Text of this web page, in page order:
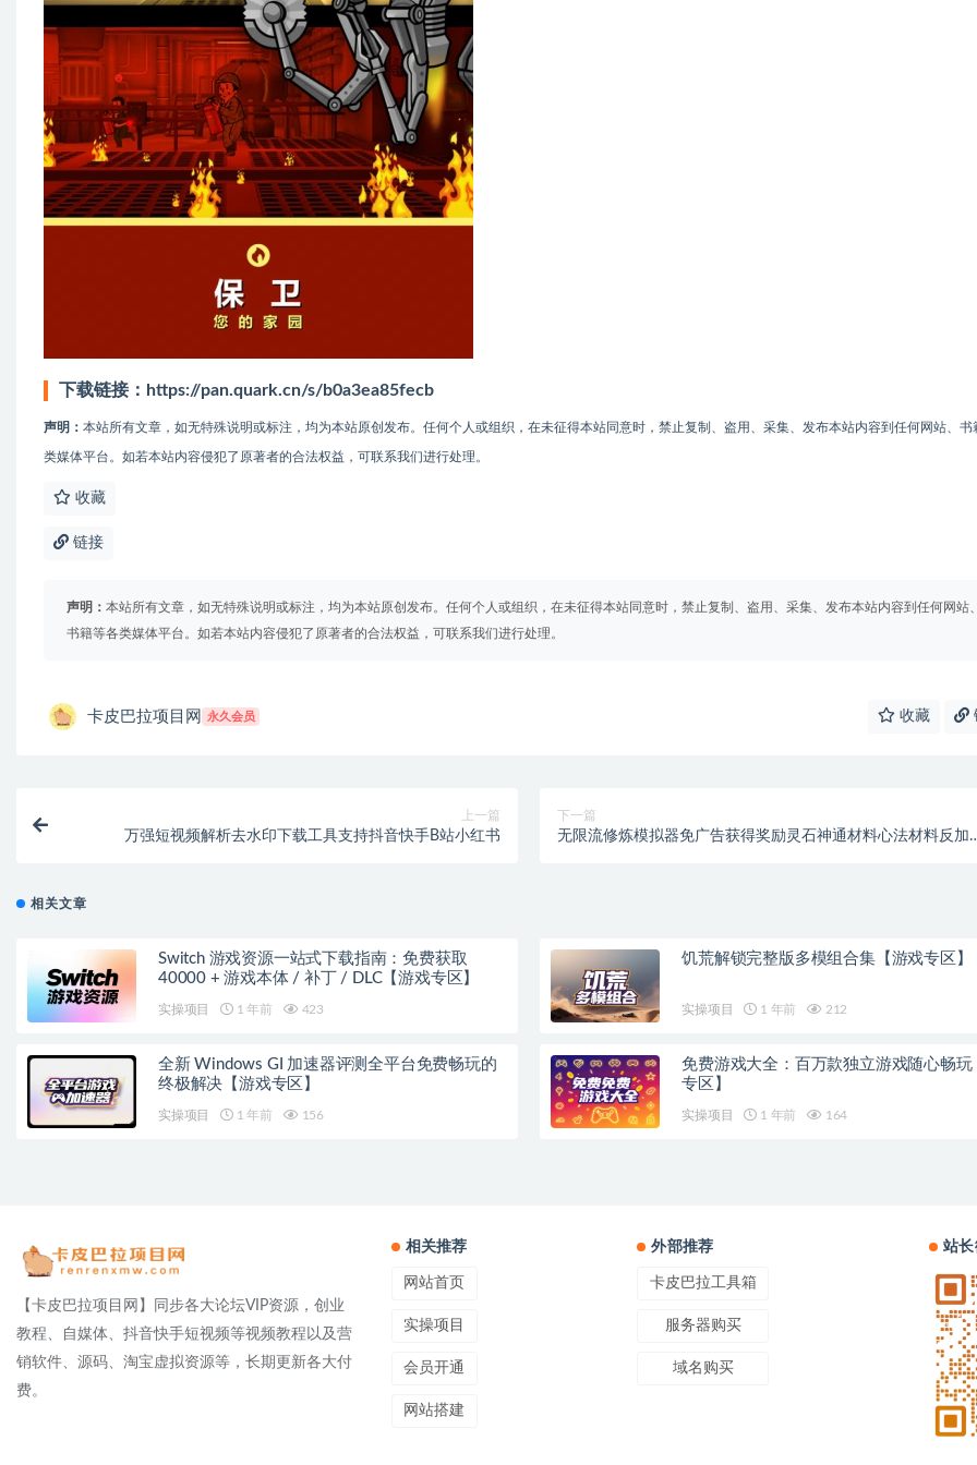
下载链接： https://pan.quark.cn/s/b0a3ea85fecb
声明： 本站所有文章，如无特殊说明或标注，均为本站原创发布。任何个人或组织，在未征得本站同意时，禁止复制、盗用、采集、发布本站内容到任何网站、书
类媒体平台。如若本站内容侵犯了原著者的合法权益，可联系我们进行处理。
收藏
链接
声明： 本站所有文章，如无特殊说明或标注，均为本站原创发布。任何个人或组织，在未征得本站同意时，禁止复制、盗用、采集、发布本站内容到任何网站
书籍等各类媒体平台。如若本站内容侵犯了原著者的合法权益，可联系我们进行处理。
卡皮巴拉项目网 永久会员 收藏
上一篇
万强短视频解析去水印下载工具支持抖音快手B站小红书
下一篇
无限流修炼模拟器免广告获得奖励灵石神通材料心法材料反加
相关文章
Switch 游戏资源一站式下载指南：免费获取
40000 + 游戏本体 / 补丁 / DLC【游戏专区】
实操项目 1 年前 423
饥荒解锁完整版多模组合集【游戏专区】
实操项目 1 年前 212
全新 Windows GI 加速器评测全平台免费畅玩的
终极解决【游戏专区】
实操项目 1 年前 156
免费游戏大全：百万款独立游戏随心畅玩
专区】
实操项目 1 年前 164
【卡皮巴拉项目网】同步各大论坛VIP资源，创业
教程、自媒体、抖音快手短视频等视频教程以及营
销软件、源码、淘宝虚拟资源等，长期更新各大付
费。
相关推荐
网站首页
实操项目
会员开通
网站搭建
外部推荐
卡皮巴拉工具箱
服务器购买
域名购买
站